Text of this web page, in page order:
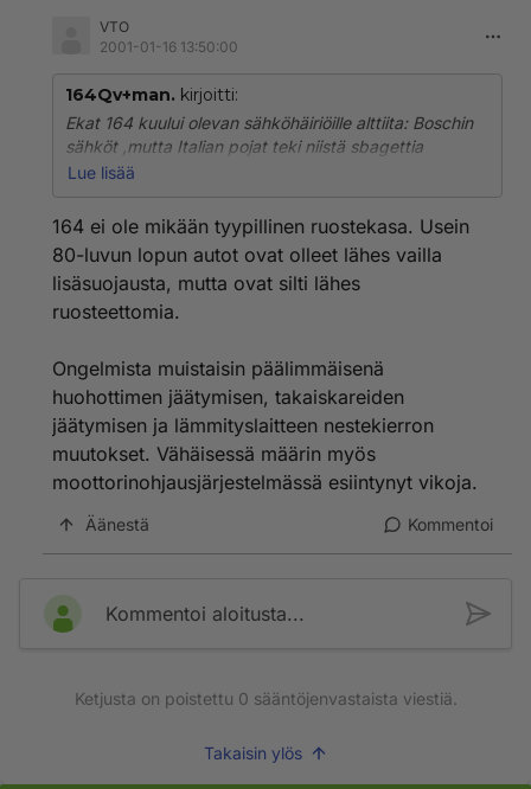
VTO
2001-01-16 13:50:00
164Qv+man. kirjoitti:
Ekat 164 kuului olevan sähköhäiriöille alttiita: Boschin
sähköt ,mutta Italian pojat teki niistä sbagettia
kojetaulun alle??!
varmaan katsastustoimistosta .Olen parilta käyttäjältä
kuullut ettei koteloista ainakaan?Ostomielessä
kysytään
Lue lisää
164 ei ole mikään tyypillinen ruostekasa. Usein
80-luvun lopun autot ovat olleet lähes vailla
lisäsuojausta, mutta ovat silti lähes
ruosteettomia.
Ongelmista muistaisin päälimmäisenä
huohottimen jäätymisen, takaiskareiden
jäätymisen ja lämmityslaitteen nestekierron
muutokset. Vähäisessä määrin myös
moottorinohjausjärjestelmässä esiintynyt vikoja.
Äänestä Kommentoi
Kommentoi aloitusta...
Ketjusta on poistettu 0 sääntöjenvastaista viestiä.
Takaisin ylös